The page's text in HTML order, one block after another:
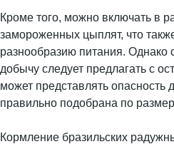
Кроме того, можно включать в
замороженных цыплят, что
разнообразию питания. Однако
добычу следует предлагать с
может представлять опасность
правильно подобрана по
Кормление бразильских